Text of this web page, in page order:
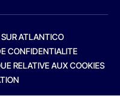
ATLANTICO
CONFIDENTIALITE
RELATIVE AUX COOKIES